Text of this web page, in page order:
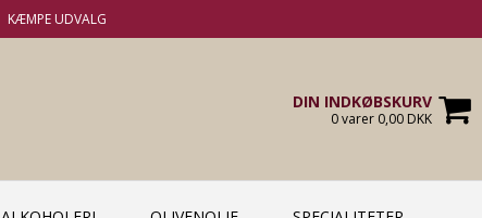
KÆMPE UDVALG
DIN INDKØBSKURV
0 varer 0,00 DKK